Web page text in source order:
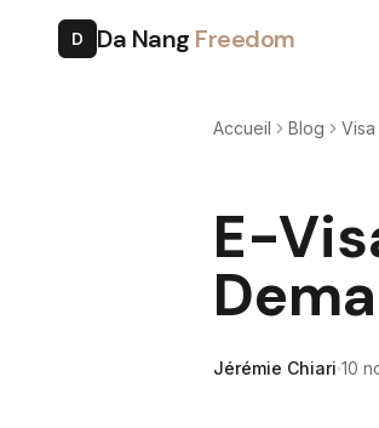
D Da Nang Freedom
Accueil Blog Visa
E-
Jérémie Chiari 10